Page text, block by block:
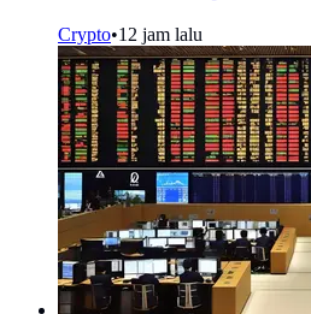
Crypto•12 jam lalu